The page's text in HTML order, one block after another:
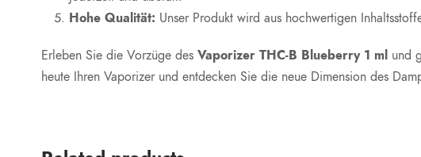
Hohe Qualität: Unser Produkt wird aus hochwertigen
Erleben Sie die Vorzüge des Vaporizer THC-B Blueberry 1 ml und
heute Ihren Vaporizer und entdecken Sie die neue Dimension des